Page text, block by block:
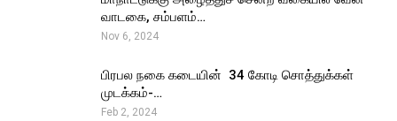
வாடகை, சம்பளம்…
Nov 6, 2024
பிரபல நகை கடையின் ₹ 34 கோடி சொத்துக்கள்
முடக்கம்-…
Feb 2, 2024